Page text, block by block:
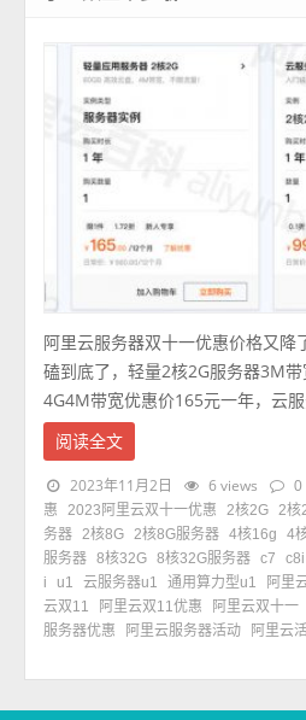
阿里云服务器双十一优惠价格又降
磕到底了，轻量2核2G服务器3M
4G4M带宽优惠价165元一年，云
阅读全文
2023年11月2日 6 views 0
惠
2023阿里云双十一优惠 2核2G 2核
务器 2核8G 2核8G服务器 4核16g 4
服务器 8核32G 8核32G服务器 c7 c8i
i
u1 云服务器u1 通用算力型u1 阿里
云双11
阿里云双11优惠 阿里云双十一
服务器优惠
阿里云服务器活动 阿里云